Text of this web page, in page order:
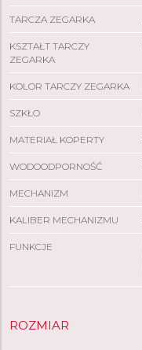
TARCZA ZEGARKA
KSZTAŁT TARCZY
ZEGARKA
KOLOR TARCZY ZEGARKA
SZKŁO
MATERIAŁ KOPERTY
WODOODPORNOŚĆ
MECHANIZM
KALIBER MECHANIZMU
FUNKCJE
ROZMIAR